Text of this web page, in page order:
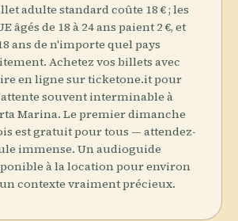
adulte standard coûte 18 € ; les
âgés de 18 à 24 ans paient 2 €, et
ans de n'importe quel pays
Achetez vos billets avec
en ligne sur ticketone.it pour
souvent interminable à
Marina. Le premier dimanche
est gratuit pour tous — attendez-
immense. Un audioguide
à la location pour environ
un contexte vraiment précieux.